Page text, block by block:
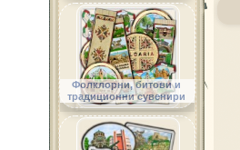
Фолклорни, битови и
традиционни сувенири